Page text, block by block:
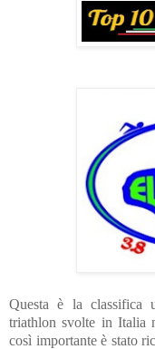
Questa è la
triathlon svolte in Italia
così importante è stato